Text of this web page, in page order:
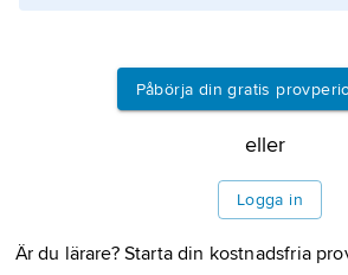
Påbörja din gratis
eller
Logga in
Är du lärare? Starta din kostnadsfria